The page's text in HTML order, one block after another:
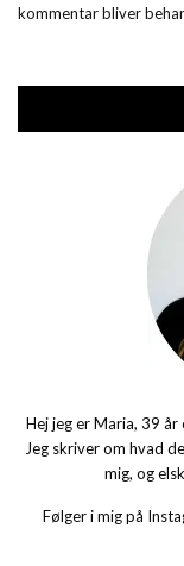
kommentar bliver
Hej jeg er Maria, 39
Jeg skriver om hvad
mig, og
Følger i mig på